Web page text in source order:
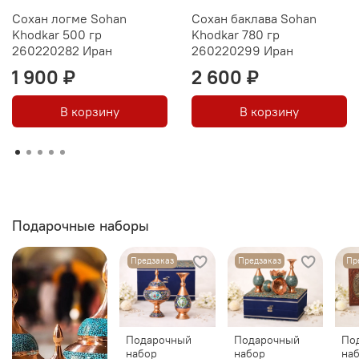
оригинальный продукт из Ирана, а не имитация.
Состав: ядра фисташек, пастеризованный яичный белок,
сахар, кардамон, розовая вода, лимонная кислота.
Сохан логме Sohan
Khodkar 500 гр
260220282 Иран
1 900 ₽
В корзину
Сохан баклава Sohan
Khodkar 780 гр
260220299 Иран
2 600 ₽
В корзину
Подарочные наборы
Предзаказ
Подарочный
набор
Предзаказ
Подарочный
набор